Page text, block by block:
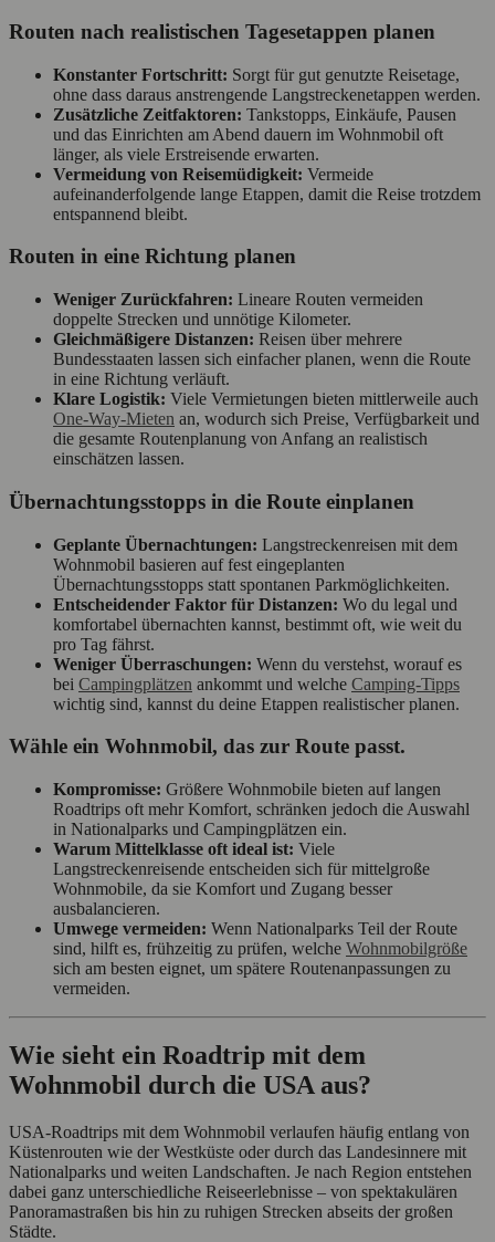
Routen nach realistischen Tagesetappen planen
Konstanter Fortschritt: Sorgt für gut genutzte Reisetage,
ohne dass daraus anstrengende Langstreckenetappen werden.
Zusätzliche Zeitfaktoren: Tankstopps, Einkäufe, Pausen
und das Einrichten am Abend dauern im Wohnmobil oft
länger, als viele Erstreisende erwarten.
Vermeidung von Reisemüdigkeit: Vermeide
aufeinanderfolgende lange Etappen, damit die Reise trotzdem
entspannend bleibt.
Routen in eine Richtung planen
Weniger Zurückfahren: Lineare Routen vermeiden
doppelte Strecken und unnötige Kilometer.
Gleichmäßigere Distanzen: Reisen über mehrere
Bundesstaaten lassen sich einfacher planen, wenn die Route
in eine Richtung verläuft.
Klare Logistik: Viele Vermietungen bieten mittlerweile auch
One-Way-Mieten an, wodurch sich Preise, Verfügbarkeit und
die gesamte Routenplanung von Anfang an realistisch
einschätzen lassen.
Übernachtungsstopps in die Route einplanen
Geplante Übernachtungen: Langstreckenreisen mit dem
Wohnmobil basieren auf fest eingeplanten
Übernachtungsstopps statt spontanen Parkmöglichkeiten.
Entscheidender Faktor für Distanzen: Wo du legal und
komfortabel übernachten kannst, bestimmt oft, wie weit du
pro Tag fährst.
Weniger Überraschungen: Wenn du verstehst, worauf es
bei Campingplätzen ankommt und welche Camping-Tipps
wichtig sind, kannst du deine Etappen realistischer planen.
Wähle ein Wohnmobil, das zur Route passt.
Kompromisse: Größere Wohnmobile bieten auf langen
Roadtrips oft mehr Komfort, schränken jedoch die Auswahl
in Nationalparks und Campingplätzen ein.
Warum Mittelklasse oft ideal ist: Viele
Langstreckenreisende entscheiden sich für mittelgroße
Wohnmobile, da sie Komfort und Zugang besser
ausbalancieren.
Umwege vermeiden: Wenn Nationalparks Teil der Route
sind, hilft es, frühzeitig zu prüfen, welche Wohnmobilgröße
sich am besten eignet, um spätere Routenanpassungen zu
vermeiden.
Wie sieht ein Roadtrip mit dem
Wohnmobil durch die USA aus?
USA-Roadtrips mit dem Wohnmobil verlaufen häufig entlang von
Küstenrouten wie der Westküste oder durch das Landesinnere mit
Nationalparks und weiten Landschaften. Je nach Region entstehen
dabei ganz unterschiedliche Reiseerlebnisse – von spektakulären
Panoramastraßen bis hin zu ruhigen Strecken abseits der großen
Städte.